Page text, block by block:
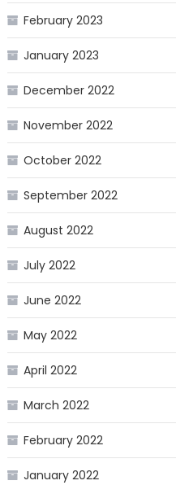
February 2023
January 2023
December 2022
November 2022
October 2022
September 2022
August 2022
July 2022
June 2022
May 2022
April 2022
March 2022
February 2022
January 2022